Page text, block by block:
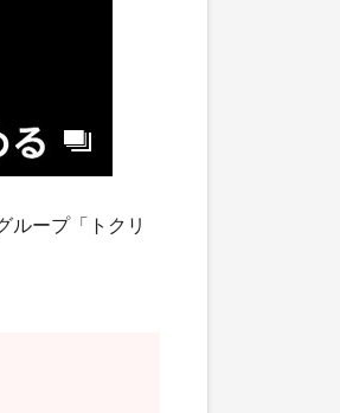
ループ「トクリ